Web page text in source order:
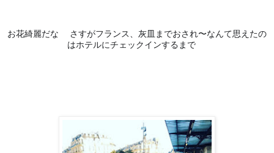
お花綺麗だな
さすがフランス、灰皿までおされ〜なんて思えたの
はホテルにチェックインするまで